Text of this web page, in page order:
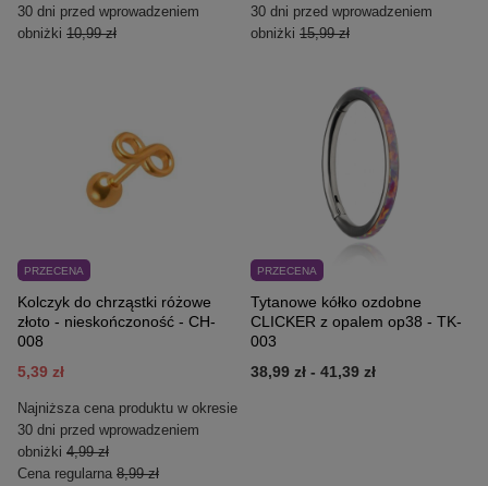
30 dni przed wprowadzeniem
obniżki 10,99 zł
30 dni przed wprowadzeniem
obniżki 15,99 zł
PRZECENA
Kolczyk do chrząstki różowe
złoto - nieskończoność - CH-
008
5,39 zł
Najniższa cena produktu w okresie
30 dni przed wprowadzeniem
obniżki 4,99 zł
Cena regularna 8,99 zł
PRZECENA
Tytanowe kółko ozdobne
CLICKER z opalem op38 - TK-
003
38,99 zł - 41,39 zł